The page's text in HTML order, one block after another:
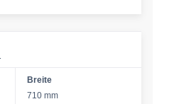
Breite
710 mm